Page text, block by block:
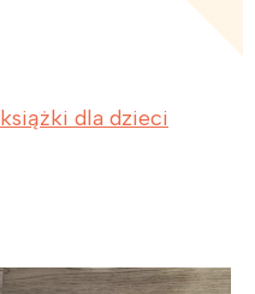
książki dla dzieci